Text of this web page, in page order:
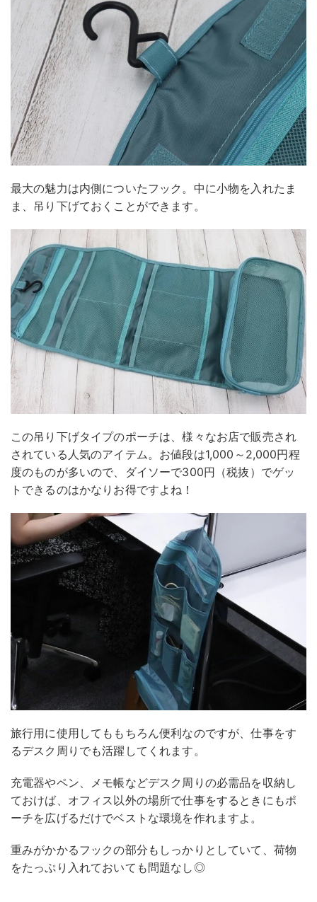
最大の魅力は内側についたフック。中に小物を入れたま
ま、吊り下げておくことができます。
この吊り下げタイプのポーチは、様々なお店で販売され
されている人気のアイテム。お値段は1,000～2,000円程
度のものが多いので、ダイソーで300円（税抜）でゲッ
トできるのはかなりお得ですよね！
旅行用に使用してももちろん便利なのですが、仕事をす
るデスク周りでも活躍してくれます。
充電器やペン、メモ帳などデスク周りの必需品を収納し
ておけば、オフィス以外の場所で仕事をするときにもポ
ーチを広げるだけでベストな環境を作れますよ。
重みがかかるフックの部分もしっかりとしていて、荷物
をたっぷり入れておいても問題なし◎